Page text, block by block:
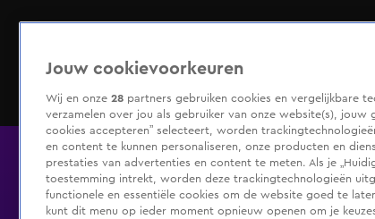
Jouw cookievoorkeuren
Wij en onze 28 partners gebruiken cookies en vergelijkbare
verzamelen over jou als gebruiker van onze website(s), jouw
cookies accepteren” selecteert, worden
en content te kunnen personaliseren, onze producten en
prestaties van advertenties en content te meten. Als je
toestemming intrekt, worden deze trackingtechnologieën
functionele en essentiële cookies om de website goed te
kunt dit menu op ieder moment opnieuw openen om je